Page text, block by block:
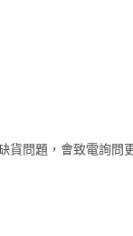
貨問題，會致電詢問